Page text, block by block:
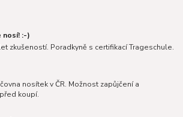
nosí! :-)
zkušeností. Poradkyně s certifikací Trageschule.
nosítek v ČR. Možnost zapůjčení a
koupí.